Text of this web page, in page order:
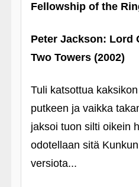
Fellowship of the
Peter Jackson: Lord
Two Towers (2002)
Tuli katsottua
putkeen ja vaikka
jaksoi tuon silti oikein
odotellaan sitä
versiota...